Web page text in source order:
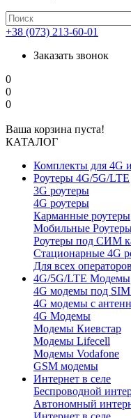
+38 (073) 213-60-01
Заказать звонок
0
0
0
Ваша корзина пуста!
КАТАЛОГ
Комплекты для 4G
Роутеры 4G/5G/LTE
3G роутеры
4G роутеры
Карманные роутеры
Мобильные Роутеры
Роутеры под СИМ
Стационарные 4G
Для всех операторов
4G/5G/LTE Модемы
4G модемы под SIM
4G модемы с
4G Модемы
Модемы Киевстар
Модемы Lifecell
Модемы Vodafone
GSM модемы
Интернет в селе
Беспроводной
Автономный